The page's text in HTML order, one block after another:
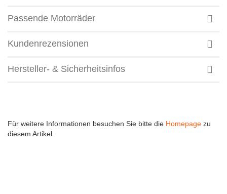
Passende Motorräder
Kundenrezensionen
Hersteller- & Sicherheitsinfos
Für weitere Informationen besuchen Sie bitte die Homepage zu
diesem Artikel.